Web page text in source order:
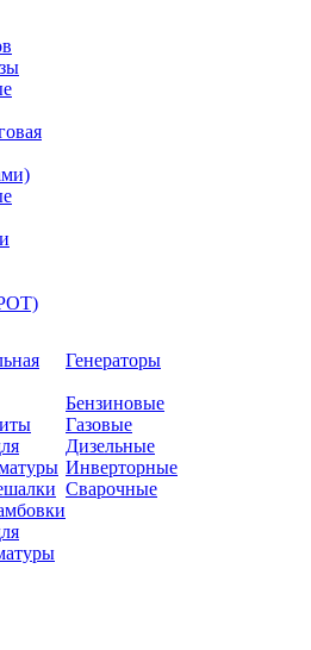
Генераторы
Бензиновые
Газовые
Дизельные
Инверторные
Сварочные